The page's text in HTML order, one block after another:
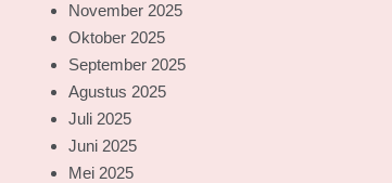
November 2025
Oktober 2025
September 2025
Agustus 2025
Juli 2025
Juni 2025
Mei 2025